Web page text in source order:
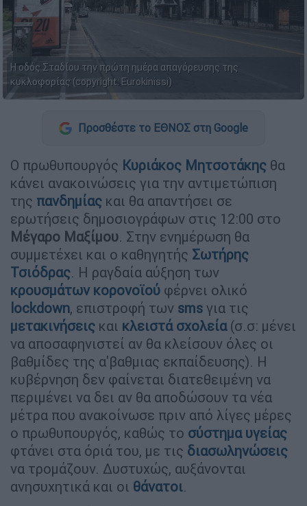
Η οδός Σταδίου την πρώτη ημέρα απαγόρευσης της
κυκλοφορίας (copyright: Eurokinissi)
Προσθέστε το ΕΘΝΟΣ στη Google
Ο πρωθυπουργός Κυριάκος Μητσοτάκης θα
κάνει ανακοινώσεις για την αντιμετώπιση
της πανδημίας και θα απαντήσει σε
ερωτήσεις δημοσιογράφων στις 12:00 στο
Μέγαρο Μαξίμου. Στην ενημέρωση θα
συμμετέχει και ο καθηγητής Σωτήρης
Τσιόδρας. Η ραγδαία αύξηση των
κρουσμάτων κορονοϊού φέρνει ολικό
lockdown, επιστροφή των sms για τις
μετακινήσεις και κλειστά σχολεία (σ.σ: μένει
να αποσαφηνιστεί αν θα κλείσουν όλες οι
βαθμίδες της α'βαθμιας εκπαίδευσης). Η
κυβέρνηση δεν φαίνεται διατεθειμένη να
περιμένει να δει αν θα αποδώσουν τα νέα
μέτρα που ανακοίνωσε πριν από λίγες μέρες
ο πρωθυπουργός, καθώς το σύστημα υγείας
φτάνει στα όριά του, με τις διασωληνώσεις
να τρομάζουν. Δυστυχώς, αυξάνονται
ανησυχητικά και οι θάνατοι.